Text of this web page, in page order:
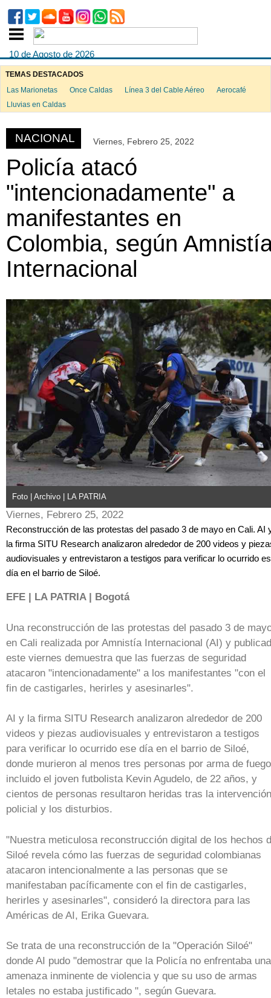
10 de Agosto de 2026
TEMAS DESTACADOS
Las Marionetas
Once Caldas Línea 3 del Cable Aéreo
Aerocafé
Lluvias en Caldas
NACIONAL Viernes, Febrero 25, 2022
Policía atacó
"intencionadamente" a
manifestantes en
Colombia, según
Internacional
Foto | Archivo | LA PATRIA
Viernes, Febrero 25, 2022
Reconstrucción de las protestas del pasado 3 de mayo en Cali. AI
la firma SITU Research analizaron alrededor de 200 videos y
audiovisuales y entrevistaron a testigos para verificar lo ocurrido
día en el barrio de Siloé.
EFE | LA PATRIA | Bogotá
Una reconstrucción de las protestas del pasado 3 de
en Cali realizada por Amnistía Internacional (AI) y
este viernes demuestra que las fuerzas de seguridad
atacaron "intencionadamente" a los manifestantes "con el
fin de castigarles, herirles y asesinarles".
AI y la firma SITU Research analizaron alrededor de 200
videos y piezas audiovisuales y entrevistaron a testigos
para verificar lo ocurrido ese día en el barrio de Siloé,
donde murieron al menos tres personas por arma de
incluido el joven futbolista Kevin Agudelo, de 22 años, y
cientos de personas resultaron heridas tras la intervención
policial y los disturbios.
"Nuestra meticulosa reconstrucción digital de los hechos
Siloé revela cómo las fuerzas de seguridad colombianas
atacaron intencionalmente a las personas que se
manifestaban pacíficamente con el fin de castigarles,
herirles y asesinarles", consideró la directora para las
Américas de AI, Erika Guevara.
Se trata de una reconstrucción de la "Operación Siloé"
donde AI pudo "demostrar que la Policía no enfrentaba una
amenaza inminente de violencia y que su uso de armas
letales no estaba justificado ", según Guevara.